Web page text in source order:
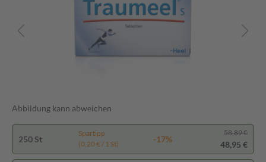
Abbildung kann abweichen
250 St
Spartipp
(0,20 € / 1 St)
-17%
58,89 €
48,95 €